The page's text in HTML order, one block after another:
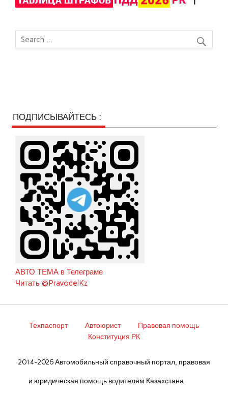
ПОДПИСЫВАЙТЕСЬ :
АВТО ТЕМА в Телеграме
Читать @PravodelKz
Техпаспорт Автоюрист
Правовая помощь
Конституция РК
2014-2026 Автомобильный справочный портал, правовая
и юридическая помощь водителям Казахстана